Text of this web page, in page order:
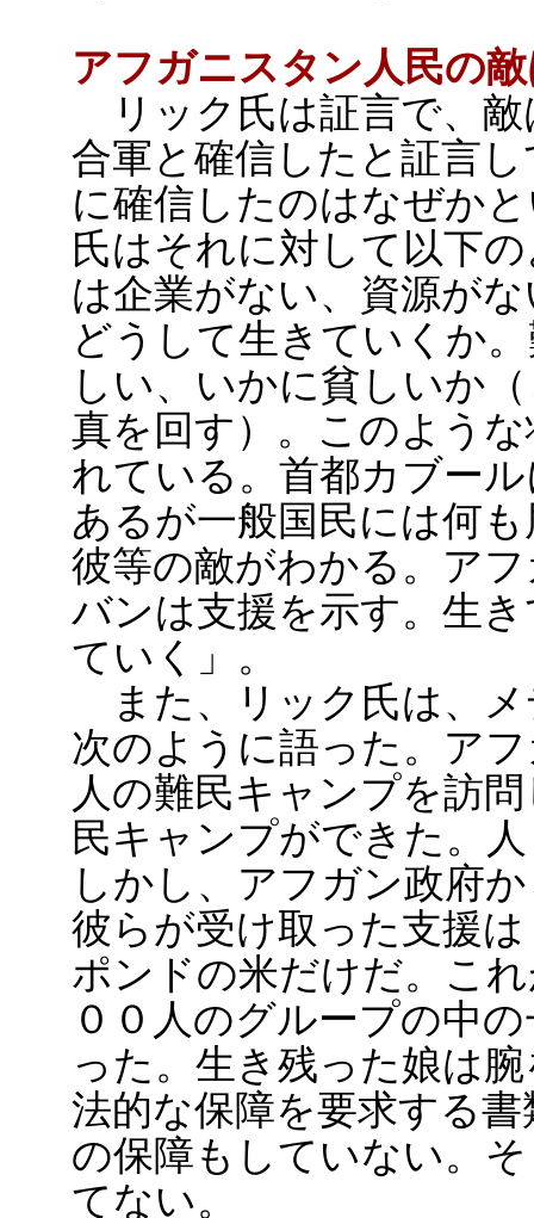
アフガニスタン人民の
リック氏は証言で、敵
合軍と確信したと証言
に確信したのはなぜか
氏はそれに対して以下
は企業がない、資源が
どうして生きていくか
しい、いかに貧しいか
真を回す）。このよう
れている。首都カブー
あるが一般国民には何
彼等の敵がわかる。ア
バンは支援を示す。生
ていく」。
また、リック氏は、メ
次のように語った。ア
人の難民キャンプを訪
民キャンプができた。
しかし、アフガン政府
彼らが受け取った支援
ポンドの米だけだ。こ
００人のグループの中
った。生き残った娘は
法的な保障を要求する
の保障もしていない。
てない。